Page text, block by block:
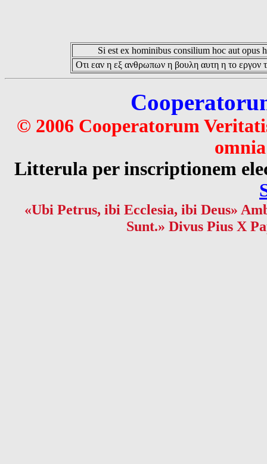
Si est ex hominibus consilium hoc aut opus
Οτι εαν η εξ ανθρωπων η βουλη αυτη η το εργον
© 2006 Cooperatorum
Litterula per inscriptionem
«Ubi Petrus, ibi Ecclesia, ibi Deus»
Sunt.» Divus Pius X